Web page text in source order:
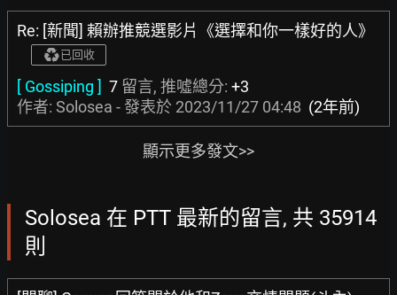
Re: [新聞] 賴辦推競選影片《選擇和你一樣好的人》
已回收
[ Gossiping ] 7 留言, 推噓總分: +3
作者: Solosea - 發表於 2023/11/27 04:48 (2年前)
顯示更多發文>>
Solosea 在 PTT 最新的留言, 共 35914
則